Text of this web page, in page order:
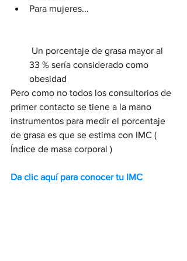
Para mujeres...
33 % sería considerado como
obesidad
Pero como no todos los consultorios de
primer contacto se tiene a la mano
instrumentos para medir el porcentaje
de grasa es que se estima con IMC (
Índice de masa corporal )
Da clic aquí para conocer tu IMC